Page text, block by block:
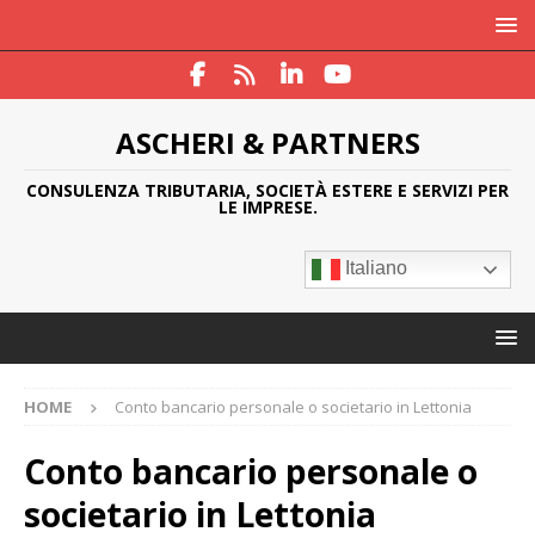
ASCHERI & PARTNERS
CONSULENZA TRIBUTARIA, SOCIETÀ ESTERE E SERVIZI PER
LE IMPRESE.
Italiano
HOME Conto bancario personale o societario in Lettonia
Conto bancario personale o
societario in Lettonia